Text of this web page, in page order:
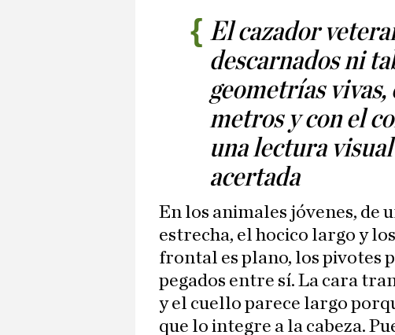
El cazador
descarnados ni
geometrías
metros y con el
una lectura
acertada
En los animales jóvenes, de
estrecha, el hocico largo y
frontal es plano, los pivotes
pegados entre sí. La cara
y el cuello parece largo
que lo integre a la cabeza.